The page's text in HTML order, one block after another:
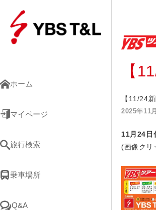
ホーム
マイページ
旅行検索
乗車場所
Q&A
【
【11/24
2025年11
11月24 日
(画像クリ